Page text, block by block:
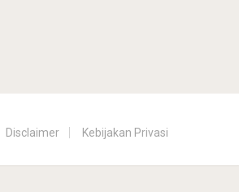
Disclaimer Kebijakan Privasi